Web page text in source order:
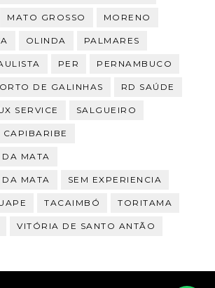
MATO GROSSO MORENO
OLINDA PALMARES
PER PERNAMBUCO
DE GALINHAS RD SAÚDE
SERVICE SALGUEIRO
CAPIBARIBE
MATA
MATA SEM EXPERIENCIA
TACAIMBÓ TORITAMA
VITÓRIA DE SANTO ANTÃO